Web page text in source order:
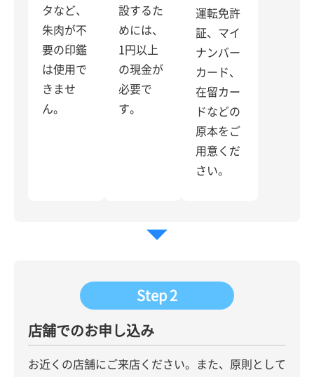
タなど、
朱肉が不
要の印鑑
は使用で
きませ
ん。
設するた
めには、
1円以上
の現金が
必要で
す。
運転免許
証、マイ
ナンバー
カード、
在留カー
ドなどの
原本をご
用意くだ
さい。
Step 2
店舗でのお申し込み
お近くの店舗にご来店ください。また、原則として